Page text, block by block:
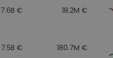
7.6B € 18.2M €
7.5B € 180.7M €